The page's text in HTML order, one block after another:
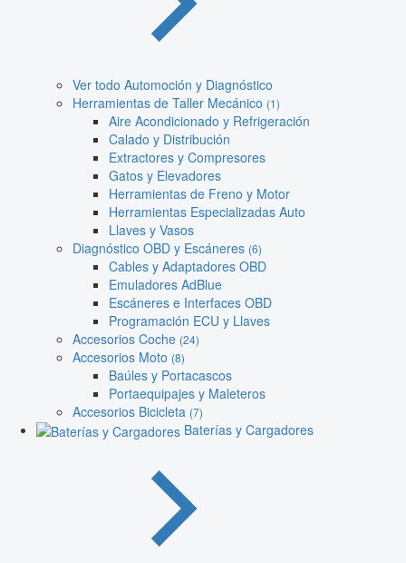
Ver todo Automoción y Diagnóstico
Herramientas de Taller Mecánico (1)
Aire Acondicionado y Refrigeración
Calado y Distribución
Extractores y Compresores
Gatos y Elevadores
Herramientas de Freno y Motor
Herramientas Especializadas Auto
Llaves y Vasos
Diagnóstico OBD y Escáneres (6)
Cables y Adaptadores OBD
Emuladores AdBlue
Escáneres e Interfaces OBD
Programación ECU y Llaves
Accesorios Coche (24)
Accesorios Moto (8)
Baúles y Portacascos
Portaequipajes y Maleteros
Accesorios Bicicleta (7)
Baterías y Cargadores